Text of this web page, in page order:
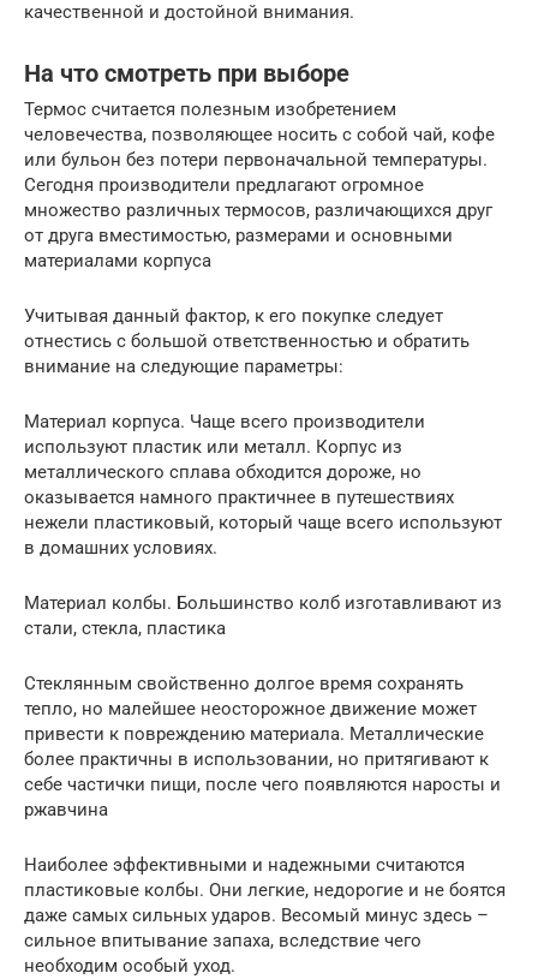
качественной и достойной внимания.
На что смотреть при выборе
Термос считается полезным изобретением
человечества, позволяющее носить с собой чай, кофе
или бульон без потери первоначальной температуры.
Сегодня производители предлагают огромное
множество различных термосов, различающихся друг
от друга вместимостью, размерами и основными
материалами корпуса
Учитывая данный фактор, к его покупке следует
отнестись с большой ответственностью и обратить
внимание на следующие параметры:
Материал корпуса. Чаще всего производители
используют пластик или металл. Корпус из
металлического сплава обходится дороже, но
оказывается намного практичнее в путешествиях
нежели пластиковый, который чаще всего используют
в домашних условиях.
Материал колбы. Большинство колб изготавливают из
стали, стекла, пластика
Стеклянным свойственно долгое время сохранять
тепло, но малейшее неосторожное движение может
привести к повреждению материала. Металлические
более практичны в использовании, но притягивают к
себе частички пищи, после чего появляются наросты и
ржавчина
Наиболее эффективными и надежными считаются
пластиковые колбы. Они легкие, недорогие и не боятся
даже самых сильных ударов. Весомый минус здесь –
сильное впитывание запаха, вследствие чего
необходим особый уход.